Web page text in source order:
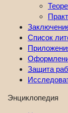
Список
Защита
Энциклопедия